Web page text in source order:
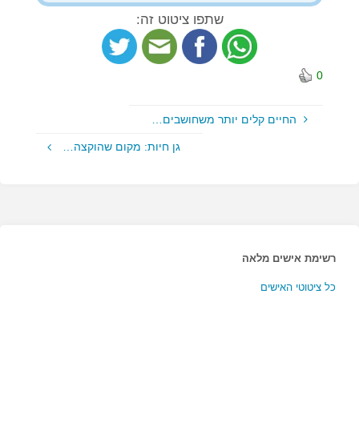
שתפו ציטוט זה:
0
החיים קלים יותר משחושבים…
גן חיות: מקום שהוקצה…
רשימת אישים מלאה
כל ציטוטי האישים